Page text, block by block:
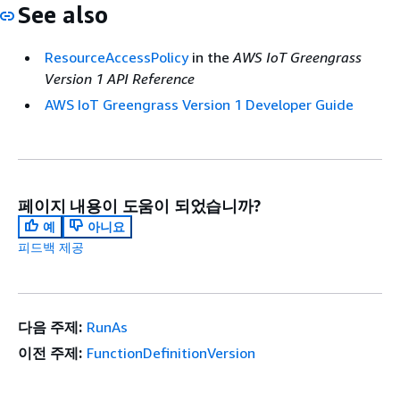
See also
ResourceAccessPolicyin the AWS IoT Greengrass
Version 1 API Reference
AWS IoT Greengrass Version 1 Developer Guide
페이지 내용이 도움이 되었습니까?
예
아니요
피드백 제공
다음 주제: RunAs
이전 주제: FunctionDefinitionVersion